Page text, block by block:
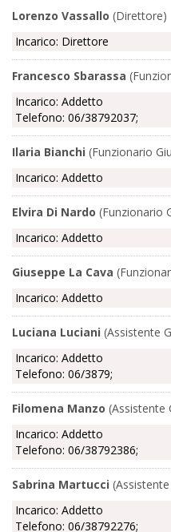
Lorenzo Vassallo (Direttore)
Incarico: Direttore
Francesco Sbarassa
Incarico: Addetto
Telefono: 06/38792037;
Ilaria Bianchi (Funzionario
Incarico: Addetto
Elvira Di Nardo (Funzionario
Incarico: Addetto
Giuseppe La Cava
Incarico: Addetto
Luciana Luciani (Assistente
Incarico: Addetto
Telefono: 06/3879;
Filomena Manzo (Assistente
Incarico: Addetto
Telefono: 06/38792386;
Sabrina Martucci
Incarico: Addetto
Telefono: 06/38792276;